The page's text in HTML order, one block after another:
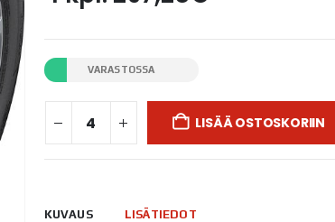
VARASTOSSA
LISÄÄ OSTOSKORIIN
KUVAUS LISÄTIEDOT